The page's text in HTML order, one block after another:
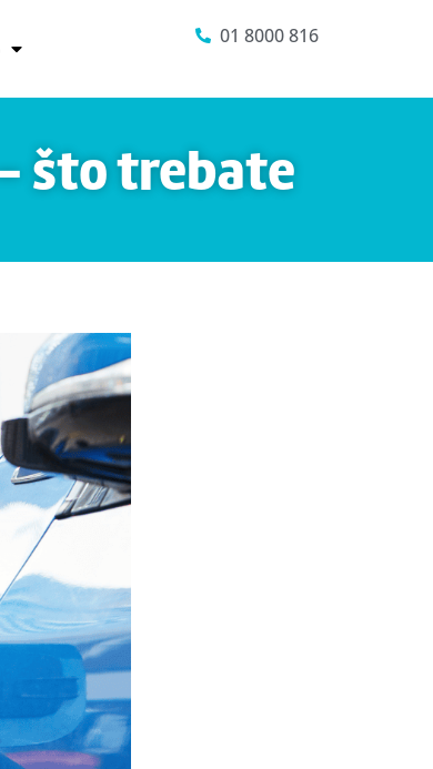
01 8000 816
što trebate